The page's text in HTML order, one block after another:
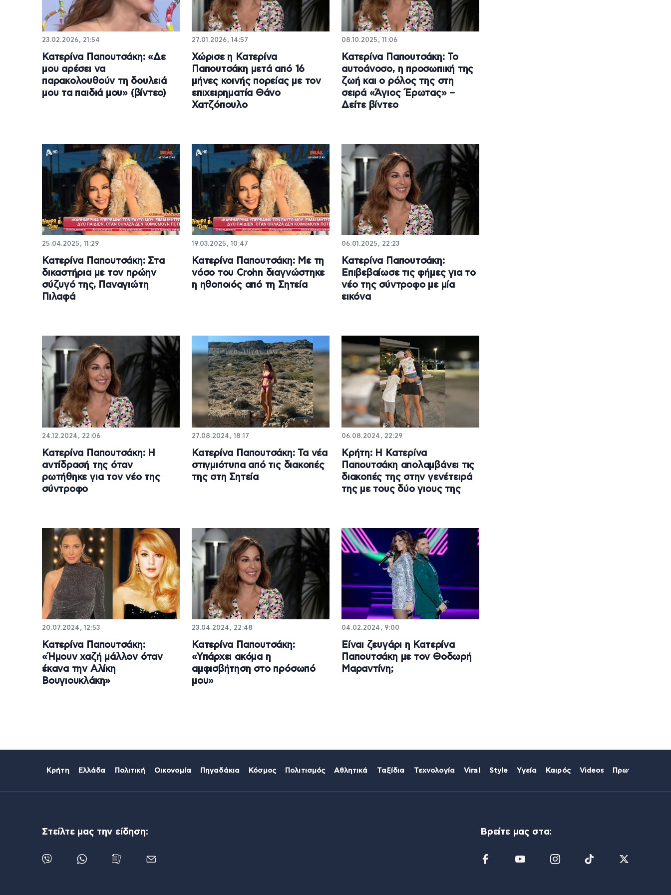
23.02.2026, 21:54
Κατερίνα Παπουτσάκη: «Δε
μου αρέσει να
παρακολουθούν τη δουλειά
μου τα παιδιά μου» (βίντεο)
27.01.2026, 14:57
Χώρισε η Κατερίνα
Παπουτσάκη μετά από 16
μήνες κοινής πορείας με τον
επιχειρηματία Θάνο
Χατζόπουλο
08.10.2025, 11:06
Κατερίνα Παπουτσάκη: Το
αυτοάνοσο, η προσωπική της
ζωή και ο ρόλος της στη
σειρά «Άγιος Έρωτας» –
Δείτε βίντεο
25.04.2025, 11:29
Κατερίνα Παπουτσάκη: Στα
δικαστήρια με τον πρώην
σύζυγό της, Παναγιώτη
Πιλαφά
19.03.2025, 10:47
Κατερίνα Παπουτσάκη: Με τη
νόσο του Crohn διαγνώστηκε
η ηθοποιός από τη Σητεία
06.01.2025, 22:23
Κατερίνα Παπουτσάκη:
Επιβεβαίωσε τις φήμες για το
νέο της σύντροφο με μία
εικόνα
24.12.2024, 22:06
Κατερίνα Παπουτσάκη: Η
αντίδρασή της όταν
ρωτήθηκε για τον νέο της
σύντροφο
27.08.2024, 18:17
Κατερίνα Παπουτσάκη: Τα νέα
στιγμιότυπα από τις διακοπές
της στη Σητεία
06.08.2024, 22:29
Κρήτη: H Κατερίνα
Παπουτσάκη απολαμβάνει τις
διακοπές της στην γενέτειρά
της με τους δύο γιους της
20.07.2024, 12:53
Κατερίνα Παπουτσάκη:
«Ήμουν χαζή μάλλον όταν
έκανα την Αλίκη
Βουγιουκλάκη»
23.04.2024, 22:48
Κατερίνα Παπουτσάκη:
«Υπάρχει ακόμα η
αμφισβήτηση στο πρόσωπό
μου»
04.02.2024, 9:00
Είναι ζευγάρι η Κατερίνα
Παπουτσάκη με τον Θοδωρή
Μαραντίνη;
Κρήτη Ελλάδα Πολιτική Οικονομία Πηγαδάκια Κόσμος Πολιτισμός Αθλητικά Ταξίδια Τεχνολογία Viral Style Υγεία Καιρός Videos Πρωτοσέλιδα
Στείλτε μας την είδηση: Βρείτε μας στα: